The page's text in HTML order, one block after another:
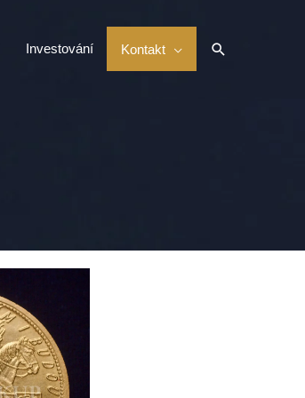
Investování Kontakt Hledat